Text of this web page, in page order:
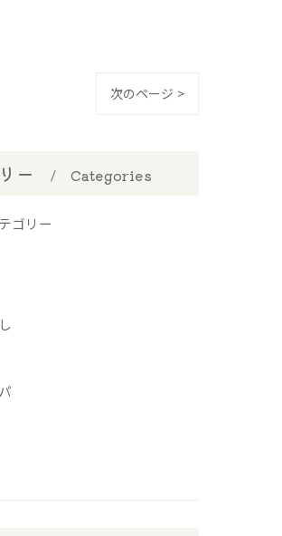
次のページ >
ー Categories
ゴリー